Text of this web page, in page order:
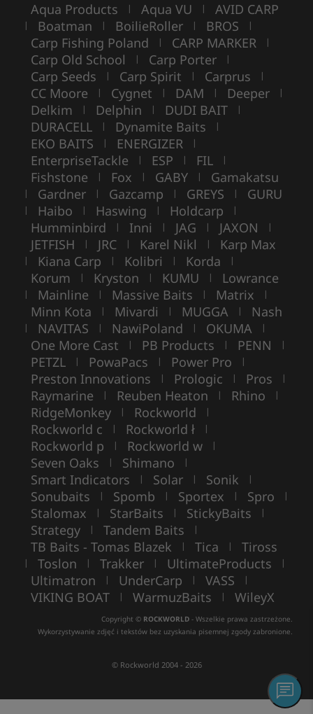
Aqua Products | Aqua VU | AVID CARP
| Boatman | BoilieRoller | BROS |
Carp Fishing Poland | CARP MARKER |
Carp Old School | Carp Porter |
Carp Seeds | Carp Spirit | Carprus |
CC Moore | Cygnet | DAM | Deeper |
Delkim | Delphin | DUDI BAIT |
DURACELL | Dynamite Baits |
EKO BAITS | ENERGIZER |
EnterpriseTackle | ESP | FIL |
Fishstone | Fox | GABY | Gamakatsu
| Gardner | Gazcamp | GREYS | GURU
| Haibo | Haswing | Holdcarp |
Humminbird | Inni | JAG | JAXON |
JETFISH | JRC | Karel Nikl | Karp Max
| Kiana Carp | Kolibri | Korda |
Korum | Kryston | KUMU | Lowrance
| Mainline | Massive Baits | Matrix |
Minn Kota | Mivardi | MUGGA | Nash
| NAVITAS | NawiPoland | OKUMA |
One More Cast | PB Products | PENN |
PETZL | PowaPacs | Power Pro |
Preston Innovations | Prologic | Pros |
Raymarine | Reuben Heaton | Rhino |
RidgeMonkey | Rockworld |
Rockworld c | Rockworld ł |
Rockworld p | Rockworld w |
Seven Oaks | Shimano |
Smart Indicators | Solar | Sonik |
Sonubaits | Spomb | Sportex | Spro |
Stalomax | StarBaits | StickyBaits |
Strategy | Tandem Baits |
TB Baits - Tomas Blazek | Tica | Tiross
| Toslon | Trakker | UltimateProducts |
Ultimatron | UnderCarp | VASS |
VIKING BOAT | WarmuzBaits | WileyX
Copyright © ROCKWORLD - Wszelkie prawa zastrzeżone.
Wykorzystywanie zdjęć i tekstów bez uzyskania pisemnej zgody zabronione.
© Rockworld 2004 - 2026